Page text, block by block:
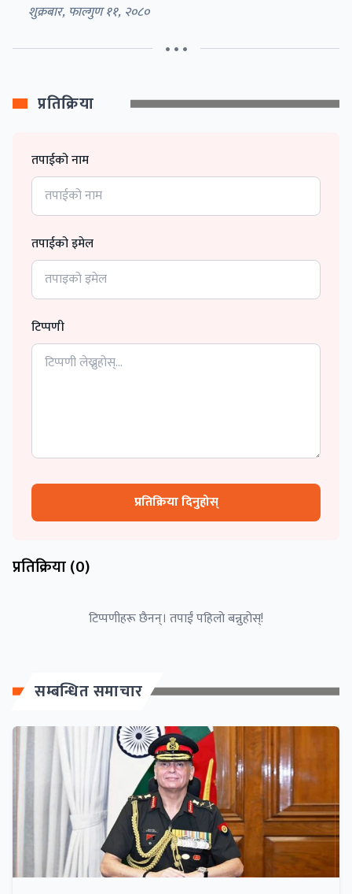
शुक्रबार, फाल्गुण ११, २०८०
• • •
प्रतिक्रिया
तपाईको नाम
तपाईको इमेल
टिप्पणी
प्रतिक्रिया दिनुहोस्
प्रतिक्रिया (0)
टिप्पणीहरू छैनन्। तपाईं पहिलो बन्नुहोस्!
सम्बन्धित समाचार